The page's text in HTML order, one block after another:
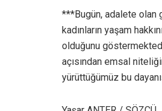
***Bugün, adalete olan
kadınların yaşam
olduğunu
açısından emsal
yürüttüğümüz bu